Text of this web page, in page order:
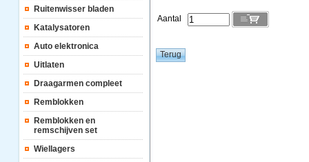
Ruitenwisser bladen
Katalysatoren
Auto elektronica
Uitlaten
Draagarmen compleet
Remblokken
Remblokken en
remschijven set
Wiellagers
Aantal